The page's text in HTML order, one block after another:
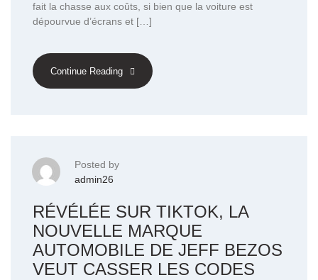
fait la chasse aux coûts, si bien que la voiture est
dépourvue d’écrans et […]
Continue Reading
Posted by
admin26
RÉVÉLÉE SUR TIKTOK, LA
NOUVELLE MARQUE
AUTOMOBILE DE JEFF BEZOS
VEUT CASSER LES CODES